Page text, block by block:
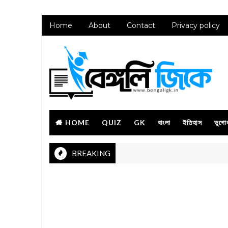
Home About Contact Privacy policy
HOME QUIZ GK বাংলা ইতিহাস
BREAKING